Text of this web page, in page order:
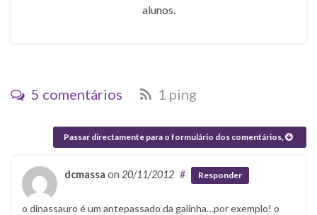
alunos.
5 comentários 1 ping
Passar directamente para o formulário dos comentários,
dcmassa on 20/11/2012 # Responder
o dinassauro é um antepassado da galinha…por exemplo! o